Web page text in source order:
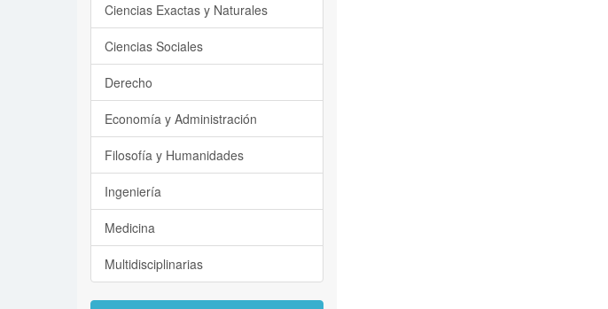
Ciencias Exactas y Naturales
Ciencias Sociales
Derecho
Economía y Administración
Filosofía y Humanidades
Ingeniería
Medicina
Multidisciplinarias